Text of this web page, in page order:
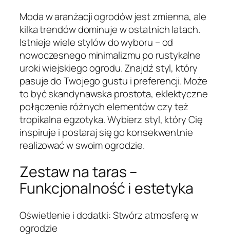
Moda w aranżacji ogrodów jest zmienna, ale
kilka trendów dominuje w ostatnich latach.
Istnieje wiele stylów do wyboru – od
nowoczesnego minimalizmu po rustykalne
uroki wiejskiego ogrodu. Znajdź styl, który
pasuje do Twojego gustu i preferencji. Może
to być skandynawska prostota, eklektyczne
połączenie różnych elementów czy też
tropikalna egzotyka. Wybierz styl, który Cię
inspiruje i postaraj się go konsekwentnie
realizować w swoim ogrodzie.
Zestaw na taras –
Funkcjonalność i estetyka
Oświetlenie i dodatki: Stwórz atmosferę w
ogrodzie